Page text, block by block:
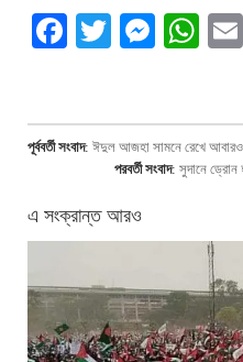
Facebook
Twitter
পূর্ববর্তী সংবাদ: ঈদুল আজহা সামনে রেখে আবারও
পরবর্তী সংবাদ: সুদানে ড্রোন
এ সংক্রান্ত আরও